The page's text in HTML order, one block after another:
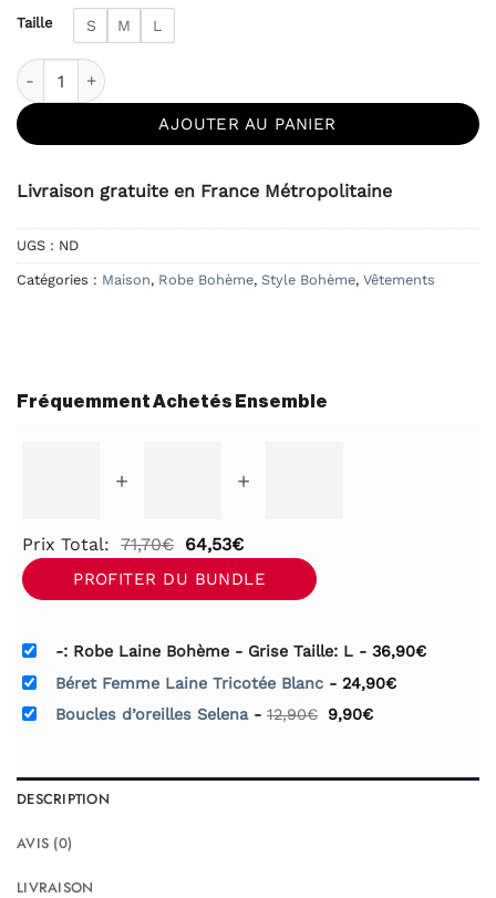
Taille S M L
quantité de Robe Laine Bohème - Grise
AJOUTER AU PANIER
Livraison gratuite en France Métropolitaine
UGS : ND
Catégories : Maison, Robe Bohème, Style Bohème, Vêtements
Fréquemment Achetés Ensemble
+ +
Prix Total: 71,70€ Le
prix
initial
71,70€.
64,53€Le
prix
actuel
64,53€.
PROFITER DU BUNDLE
-: Robe Laine Bohème - Grise Taille: L - 36,90€
Béret Femme Laine Tricotée Blanc - 24,90€
Boucles d’oreilles Selena - 12,90€
Le
prix
9,90€Le
prix
DESCRIPTION
AVIS (0)
LIVRAISON